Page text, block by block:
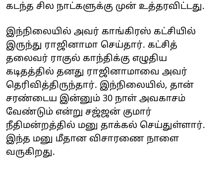
கடந்த சில நாட்களுக்கு முன் உத்தரவிட்டது.
இந்நிலையில் அவர் காங்கிரஸ் கட்சியில்
இருந்து ராஜினாமா செய்தார். கட்சித்
தலைவர் ராகுல் காந்திக்கு எழுதிய
கடிதத்தில் தனது ராஜினாமாவை அவர்
தெரிவித்திருந்தார். இந்நிலையில், தான்
சரண்டைய இன்னும் 30 நாள் அவகாசம்
வேண்டும் என்று சஜ்ஜன் குமார்
நீதிமன்றத்தில் மனு தாக்கல் செய்துள்ளார்.
இந்த மனு மீதான விசாரணை நாளை
வருகிறது.